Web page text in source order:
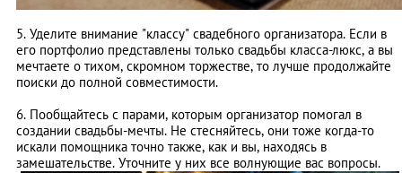
5. Уделите внимание "классу" свадебного организатора. Если в
его портфолио представлены только свадьбы класса-люкс, а вы
мечтаете о тихом, скромном торжестве, то лучше продолжайте
поиски до полной совместимости.
6. Пообщайтесь с парами, которым организатор помогал в
создании свадьбы-мечты. Не стесняйтесь, они тоже когда-то
искали помощника точно также, как и вы, находясь в
замешательстве. Уточните у них все волнующие вас вопросы.